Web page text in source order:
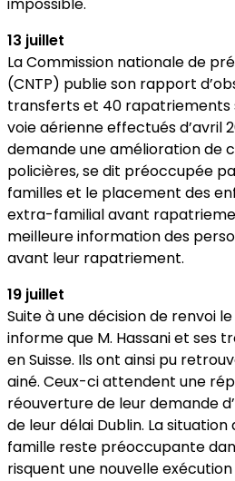
impossible.
13 juillet
La Commission nationale de
(CNTP) publie son rapport
transferts et 40 rapatriements
voie aérienne effectués d’avril
demande une amélioration de
policières, se dit préoccupée
familles et le placement des
extra-familial avant
meilleure information des
avant leur rapatriement.
19 juillet
Suite à une décision de renvoi
informe que M. Hassani et ses
en Suisse. Ils ont ainsi pu
ainé. Ceux-ci attendent une
réouverture de leur demande
de leur délai Dublin. La
famille reste préoccupante
risquent une nouvelle exécution